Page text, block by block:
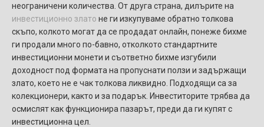
неограничени количества. От друга страна, дилърите на
инвестиционно злато не ги изкупуваме обратно толкова
скъпо, колкото могат да се продадат онлайн, понеже бихме
ги продали много по-бавно, отколкото стандартните
инвестиционни монети и съответно бихме изгубили
доходност под формата на пропуснати ползи и задържащи
злато, което не е чак толкова ликвидно. Подходящи са за
колекционери, както и за подарък. Инвеститорите трябва да
осмислят как функционира пазарът, преди да ги купят с
инвестиционна цел.